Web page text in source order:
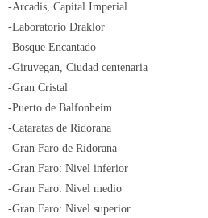
-Arcadis, Capital Imperial
-Laboratorio Draklor
-Bosque Encantado
-Giruvegan, Ciudad centenaria
-Gran Cristal
-Puerto de Balfonheim
-Cataratas de Ridorana
-Gran Faro de Ridorana
-Gran Faro: Nivel inferior
-Gran Faro: Nivel medio
-Gran Faro: Nivel superior